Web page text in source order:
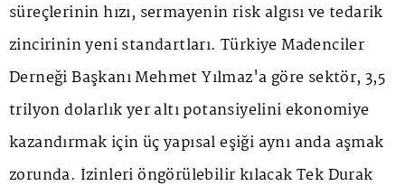
süreçlerinin hızı, sermayenin risk algısı ve tedarik
zincirinin yeni standartları. Türkiye Madenciler
Derneği Başkanı Mehmet Yılmaz'a göre sektör, 3,5
trilyon dolarlık yer altı potansiyelini ekonomiye
kazandırmak için üç yapısal eşiği aynı anda aşmak
zorunda. İzinleri öngörülebilir kılacak Tek Durak